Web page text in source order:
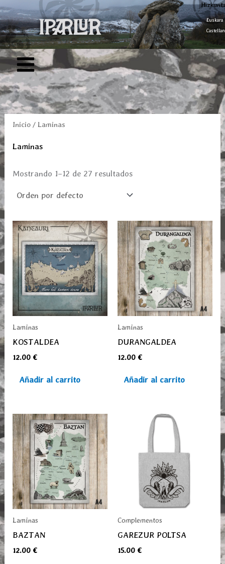
Ir
al
contenido
Euskara
Inicio / Laminas
Laminas
Mostrando 1–12 de 27 resultados
Laminas
KOSTALDEA
12.00 €
Añadir al carrito
Laminas
DURANGALDEA
12.00 €
Añadir al carrito
Laminas
BAZTAN
12.00 €
Complementos
GAREZUR POLTSA
15.00 €